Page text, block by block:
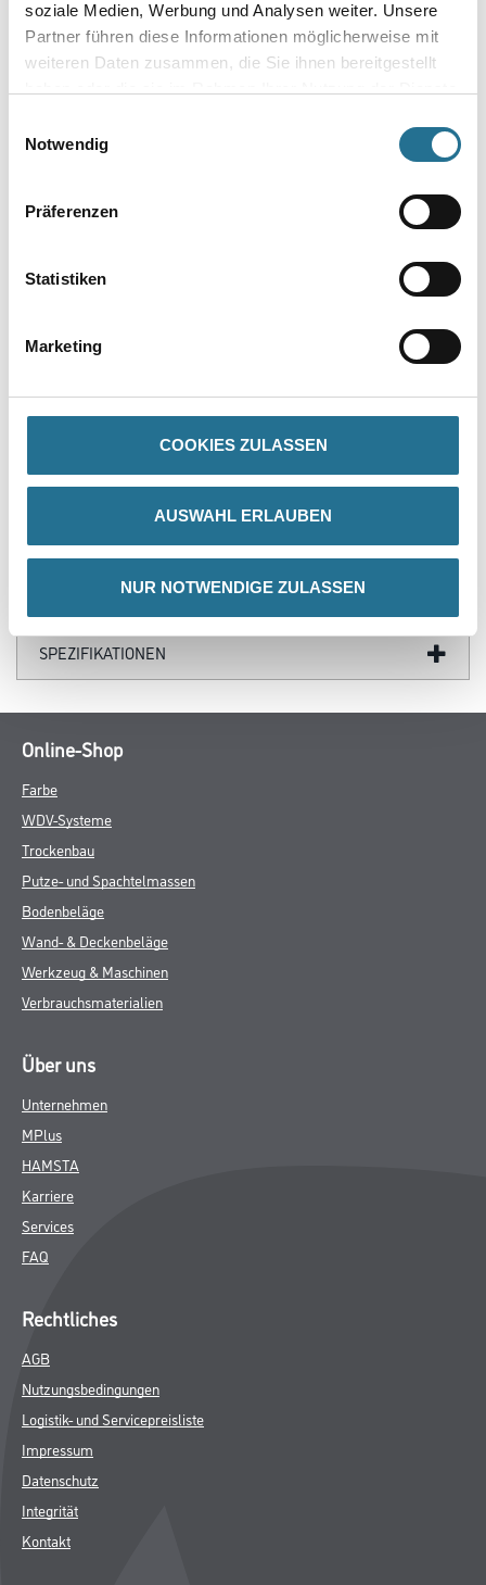
soziale Medien, Werbung und Analysen weiter. Unsere
Partner führen diese Informationen möglicherweise mit
weiteren Daten zusammen, die Sie ihnen bereitgestellt
Notwendig
Präferenzen
Statistiken
Marketing
COOKIES ZULASSEN
AUSWAHL ERLAUBEN
NUR NOTWENDIGE ZULASSEN
Umrechnungsfaktoren
ZUSATZINFOS
GEFAHRENHINWEISE
SPEZIFIKATIONEN
Online-Shop
Farbe
WDV-Systeme
Trockenbau
Putze- und Spachtelmassen
Bodenbeläge
Wand- & Deckenbeläge
Werkzeug & Maschinen
Verbrauchsmaterialien
Über uns
Unternehmen
MPlus
HAMSTA
Karriere
Services
FAQ
Rechtliches
AGB
Nutzungsbedingungen
Logistik- und Servicepreisliste
Impressum
Datenschutz
Integrität
Kontakt